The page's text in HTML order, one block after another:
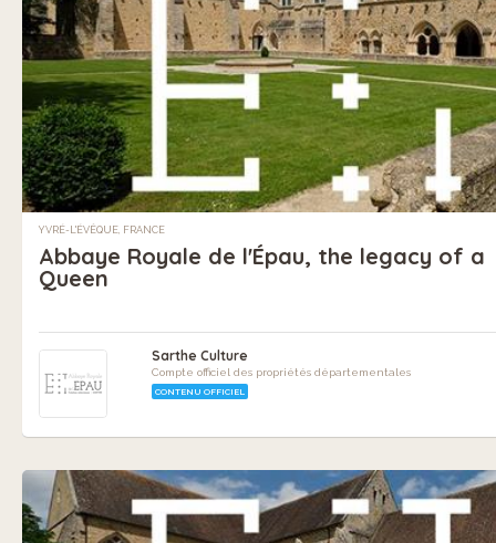
YVRÉ-L'ÉVÊQUE, FRANCE
Abbaye Royale de l'Épau, the legacy of a
Queen
Sarthe Culture
Compte officiel des propriétés départementales
CONTENU OFFICIEL